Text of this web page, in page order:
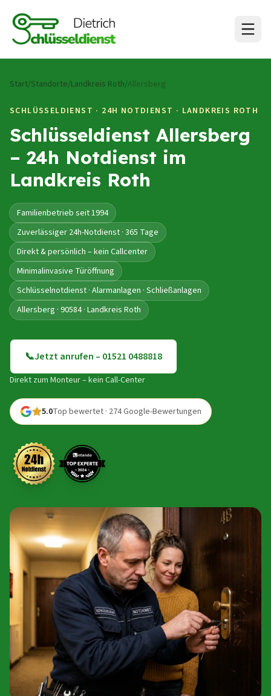
Start/Standorte/Landkreis Roth/Allersberg
SCHLÜSSELDIENST · 24H NOTDIENST · LANDKREIS ROTH
Schlüsseldienst Allersberg
– 24h Notdienst im
Landkreis Roth
Familienbetrieb seit 1994
Zuverlässiger 24h-Notdienst · 365 Tage
Direkt & persönlich – kein Callcenter
Minimalinvasive Türöffnung
Schlüsselnotdienst · Alarmanlagen · Schließanlagen
Allersberg · 90584 · Landkreis Roth
📞Jetzt anrufen – 01521 0488818
Direkt zum Monteur – kein Call-Center
5.0Top bewertet · 274 Google-Bewertungen